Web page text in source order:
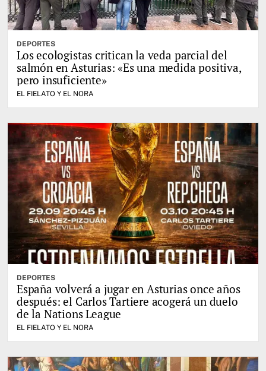
DEPORTES
Los ecologistas critican la veda parcial del
salmón en Asturias: «Es una medida positiva,
pero insuficiente»
EL FIELATO Y EL NORA
DEPORTES
España volverá a jugar en Asturias once años
después: el Carlos Tartiere acogerá un duelo
de la Nations League
EL FIELATO Y EL NORA